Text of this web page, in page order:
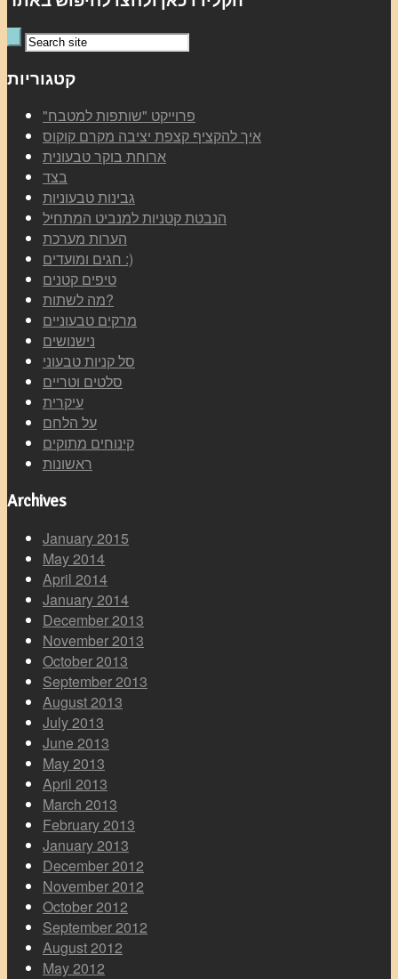
קטגוריות
"פרוייקט "שותפות למטבח
איך להקציף קצפת יציבה מקרם קוקוס
ארוחת בוקר טבעונית
בצד
גבינות טבעוניות
הנבטת קטניות למנביט המתחיל
הערות מערכת
חגים ומועדים :)
טיפים קטנים
מה לשתות?
מרקים טבעוניים
נישנושים
סל קניות טבעוני
סלטים וטריים
עיקרית
על הלחם
קינוחים מתוקים
ראשונות
Archives
January 2015
May 2014
April 2014
January 2014
December 2013
November 2013
October 2013
September 2013
August 2013
July 2013
June 2013
May 2013
April 2013
March 2013
February 2013
January 2013
December 2012
November 2012
October 2012
September 2012
August 2012
May 2012